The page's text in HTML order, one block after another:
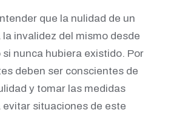
que la nulidad de un
invalidez del mismo desde
nunca hubiera existido. Por
deben ser conscientes de
y tomar las medidas
evitar situaciones de este